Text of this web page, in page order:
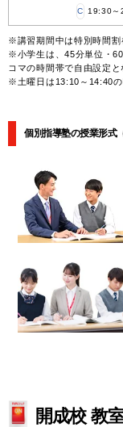
C 19:30～
※講習期間中は特別時間割
※小学生は、45分単位・
コマの時間帯で自由設定
※土曜日は13:10～14:40の
個別指導塾の授業形式
開成校 教